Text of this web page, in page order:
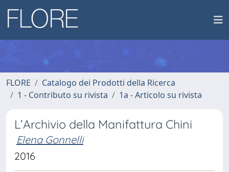
FLORE
Catalogo dei Prodotti della Ricerca
1 - Contributo su rivista
1a - Articolo su rivista
L’Archivio della Manifattura Chini
Elena Gonnelli
2016